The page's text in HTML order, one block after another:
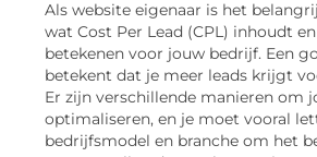
Als website eigenaar is het
wat Cost Per Lead (CPL) inhoudt
betekenen voor jouw bedrijf. Een
betekent dat je meer leads krijgt
Er zijn verschillende manieren om
optimaliseren, en je moet vooral
bedrijfsmodel en branche om het